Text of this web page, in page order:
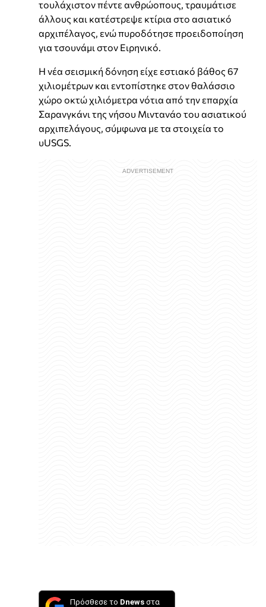
τουλάχιστον πέντε ανθρώοπους, τραυμάτισε
άλλους και κατέστρεψε κτίρια στο ασιατικό
αρχιπέλαγος, ενώ πυροδότησε προειδοποίηση
για τσουνάμι στον Ειρηνικό.
Η νέα σεισμική δόνηση είχε εστιακό βάθος 67
χιλιομέτρων και εντοπίστηκε στον θαλάσσιο
χώρο οκτώ χιλιόμετρα νότια από την επαρχία
Σαρανγκάνι της νήσου Μιντανάο του ασιατικού
αρχιπελάγους, σύμφωνα με τα στοιχεία το
υUSGS.
Πρόσθεσε το Dnews στα